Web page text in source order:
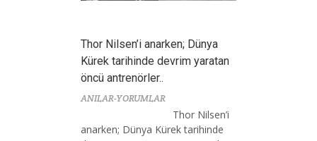
Thor Nilsen’i anarken; Dünya
Kürek tarihinde devrim yaratan
öncü antrenörler..
ANILAR-YORUMLAR
Thor Nilsen’i
anarken; Dünya Kürek tarihinde